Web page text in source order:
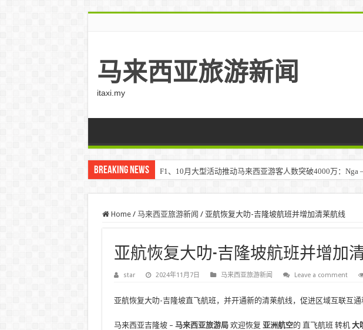
马来西亚旅游新闻
itaxi.my
Breaking News F1、10月大型活动推动马来西亚游客人数突破4000万：Nga
Home / 马来西亚旅游新闻 / 亚航恢复大叻-吉隆坡航班并增加清莱航线
亚航恢复大叻-吉隆坡航班并增加
star 2024年11月7日 马来西亚旅游新闻 Leave a comment
亚航恢复大叻-吉隆坡直飞航班，并开通新的清莱航线，促进区域互联互通
马来西亚吉隆坡 – 马来西亚旅游局欢迎恢复 亚洲航空的 直飞航班 转机 大